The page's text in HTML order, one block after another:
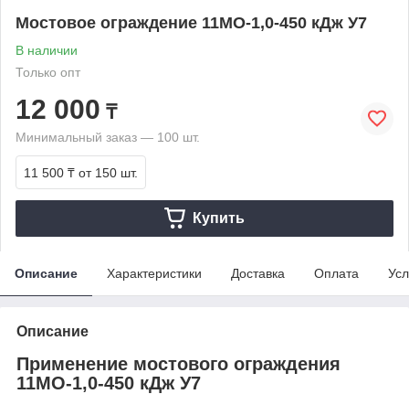
Мостовое ограждение 11МО-1,0-450 кДж У7
В наличии
Только опт
12 000 ₸
Минимальный заказ — 100 шт.
11 500 ₸ от 150 шт.
Купить
Описание Характеристики Доставка Оплата
Описание
Применение мостового ограждения
11МО-1,0-450 кДж У7